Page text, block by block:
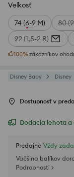
Veľkosť
74 (6-9 M) 80
92 (1,5-2 R)
100%zákazníkov
Disney Baby Disney
Dostupnosť v
Dodacia lehota a
Predajne Vždy
Väčšina balíkov
Podrobnosti >